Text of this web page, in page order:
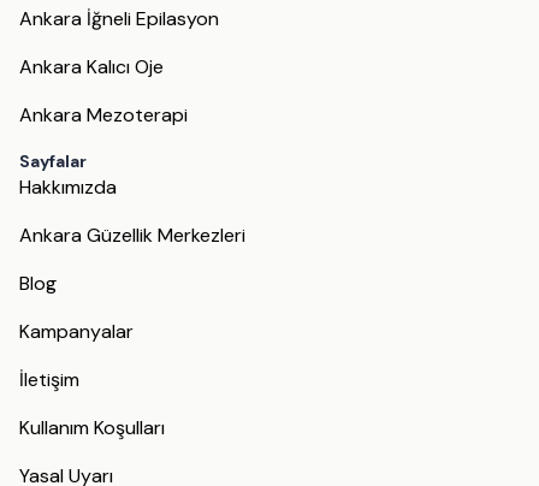
Ankara İğneli Epilasyon
Ankara Kalıcı Oje
Ankara Mezoterapi
Sayfalar
Hakkımızda
Ankara Güzellik Merkezleri
Blog
Kampanyalar
İletişim
Kullanım Koşulları
Yasal Uyarı